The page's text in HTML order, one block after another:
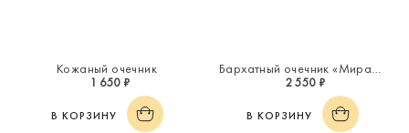
Кожаный очечник
1 650 ₽
В КОРЗИНУ
Бархатный очечник «Миражи»
2 550 ₽
В КОРЗИНУ